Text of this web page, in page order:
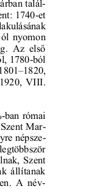
talál-
1740-et
nyomon
Az  els
l, 1780-ból
VIII.
ban római
Mar-
re népsze-
legtöbbször
Szent
állítanak
A  név-